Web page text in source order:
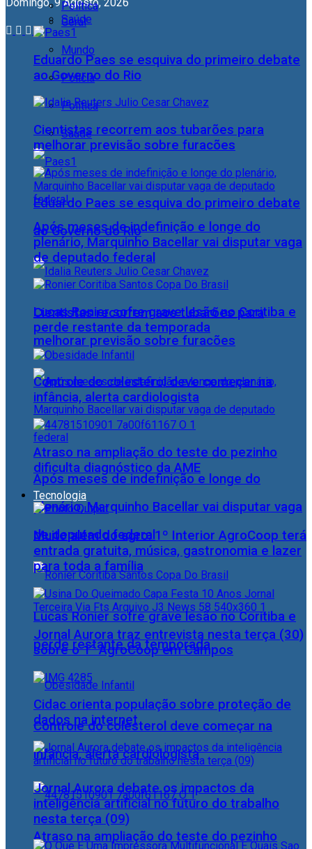
Geral
Mundo
Polícia
Política
Saúde
Eduardo Paes se esquiva do primeiro debate
ao Governo do Rio
Cientistas recorrem aos tubarões para
melhorar previsão sobre furacões
Após meses de indefinição e longe do
plenário, Marquinho Bacellar vai disputar vaga
de deputado federal
Lucas Ronier sofre grave lesão no Coritiba e
perde restante da temporada
Controle do colesterol deve começar na
infância, alerta cardiologista
Atraso na ampliação do teste do pezinho
Política
Saúde
Eduardo Paes se esquiva do primeiro debate
ao Governo do Rio
Cientistas recorrem aos tubarões para
melhorar previsão sobre furacões
Após meses de indefinição e longe do
plenário, Marquinho Bacellar vai disputar vaga
de deputado federal
Lucas Ronier sofre grave lesão no Coritiba e
perde restante da temporada
Controle do colesterol deve começar na
infância, alerta cardiologista
Atraso na ampliação do teste do pezinho
dificulta diagnóstico da AME
Tecnologia
Muito além do agro: 1º Interior AgroCoop terá
entrada gratuita, música, gastronomia e lazer
para toda a família
Jornal Aurora traz entrevista nesta terça (30)
sobre o 1° AgroCoop em Campos
Cidac orienta população sobre proteção de
dados na internet
Jornal Aurora debate os impactos da
inteligência artificial no futuro do trabalho
nesta terça (09)